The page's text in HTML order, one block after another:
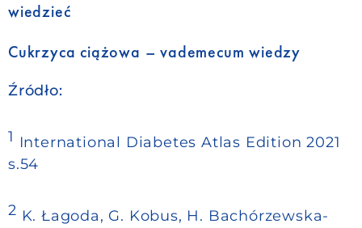
wiedzieć
Cukrzyca ciążowa – vademecum wiedzy
Źródło:
1 International Diabetes Atlas Edition 2021
s.54
2 K. Łagoda, G. Kobus, H. Bachórzewska-